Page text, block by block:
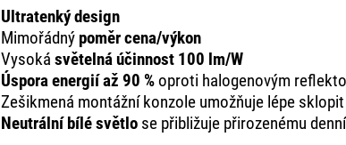
Ultratenký design
Mimořádný poměr cena/výkon
Vysoká světelná účinnost 100 lm/W
Úspora energií až 90 %oproti halogenovým
Zešikmená montážní konzole umožňuje lépe
Neutrální bílé světlo se přibližuje přirozenému